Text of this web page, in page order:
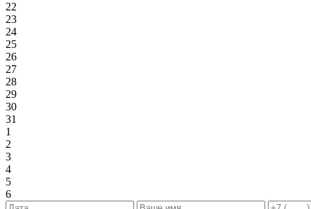
22
23
24
25
26
27
28
29
30
31
1
2
3
4
5
6